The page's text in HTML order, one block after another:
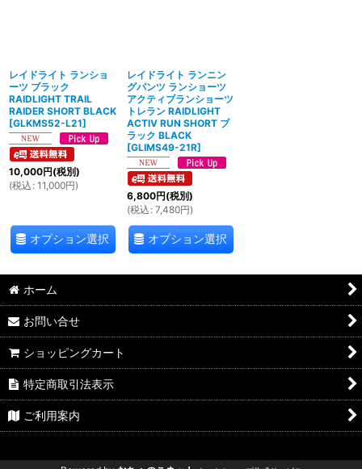
レイドライト ランショ
ーツ ブラック
RAIDLIGHT TRAIL
RAIDER SHORT BLACK
[GLKMS52-L21]
10,000円(税別)
(税込 : 11,000円)
オプション選択
レイドライト ランニン
グパンツ ランショーツ
アクティブランショーツ
トレラン RAIDLIGHT
ACTIV RUN SHORT ブ
ラック BLACK
[GLIMS49-21R]
6,800円(税別)
(税込 : 7,480円)
オプション選択
ホーム
お問い合せ
ショッピングカート
特定商取引法表示
ご利用案内